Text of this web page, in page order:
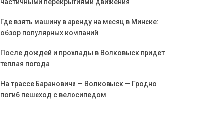
частичными перекрытиями движения
Где взять машину в аренду на месяц в Минске:
обзор популярных компаний
После дождей и прохлады в Волковыск придет
теплая погода
На трассе Барановичи — Волковыск — Гродно
погиб пешеход с велосипедом